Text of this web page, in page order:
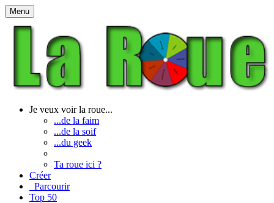
Menu
Je veux voir la roue...
...de la faim
...de la soif
...du geek
Ta roue ici ?
Créer
Parcourir
Top 50